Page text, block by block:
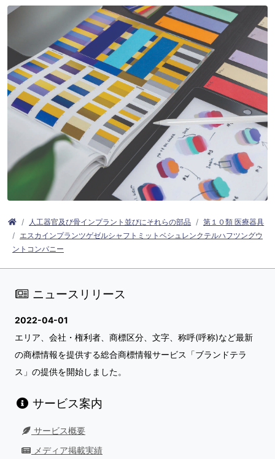
人工器官及び骨インプラント並びにそれらの部品
第１０類 医療器具
エスカインプランツゲゼルシャフトミットベシュレンクテルハフツングウ
ントコンパニー
ニュースリリース
2022-04-01
エリア、会社・権利者、商標区分、文字、称呼(呼称)など最新
の商標情報を提供する総合商標情報サービス「ブランドテラ
ス」の提供を開始しました。
サービス案内
サービス概要
メディア掲載実績